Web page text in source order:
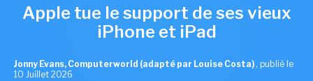
Apple tue le support de ses vieux
iPhone et iPad
Jonny Evans, Computerworld (adapté par Louise Costa) , publié le
10 Juillet 2026